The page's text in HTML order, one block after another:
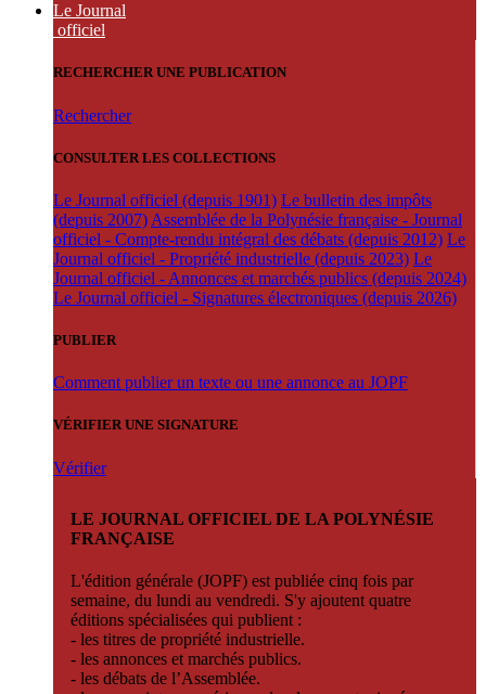
Le Journal
officiel
RECHERCHER UNE PUBLICATION
Rechercher
CONSULTER LES COLLECTIONS
Le Journal officiel (depuis 1901) Le bulletin des impôts
(depuis 2007) Assemblée de la Polynésie française - Journal
officiel - Compte-rendu intégral des débats (depuis 2012) Le
Journal officiel - Propriété industrielle (depuis 2023) Le
Journal officiel - Annonces et marchés publics (depuis 2024)
Le Journal officiel - Signatures électroniques (depuis 2026)
PUBLIER
Comment publier un texte ou une annonce au JOPF
VÉRIFIER UNE SIGNATURE
Vérifier
LE JOURNAL OFFICIEL DE LA POLYNÉSIE
FRANÇAISE
L'édition générale (JOPF) est publiée cinq fois par
semaine, du lundi au vendredi. S'y ajoutent quatre
éditions spécialisées qui publient :
- les titres de propriété industrielle.
- les annonces et marchés publics.
- les débats de l’Assemblée.